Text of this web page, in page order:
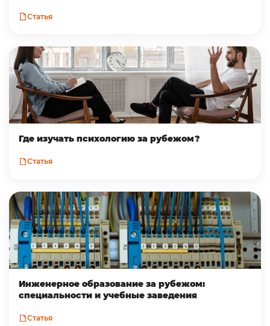
Статья
Где изучать психологию за рубежом?
Статья
Инженерное образование за рубежом:
специальности и учебные заведения
Статья